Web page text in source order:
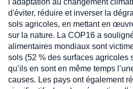
l’adaptation au changement
d'éviter, réduire et inverser la
sols agricoles, en mettant en
sur la nature. La COP16 a
alimentaires mondiaux sont
sols (52 % des surfaces agricoles
qu’ils en sont en même temps
causes. Les pays ont également